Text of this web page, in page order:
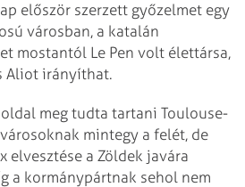
először szerzett győzelmet egy
városban, a katalán
mostantól Le Pen volt élettársa,
Aliot irányíthat.
meg tudta tartani Toulouse-
mintegy a felét, de
elvesztése a Zöldek javára
a kormánypártnak sehol nem